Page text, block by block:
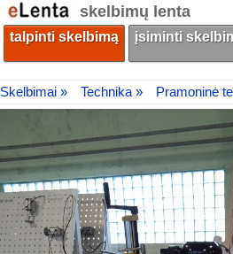
skelbimų lenta
talpinti skelbimą įsiminti
Skelbimai » Technika » Pramoninė